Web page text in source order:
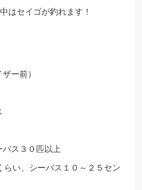
はセイゴが釣れます！
ー前）
バス３０匹以上
らい、シーバス１０～２５セン